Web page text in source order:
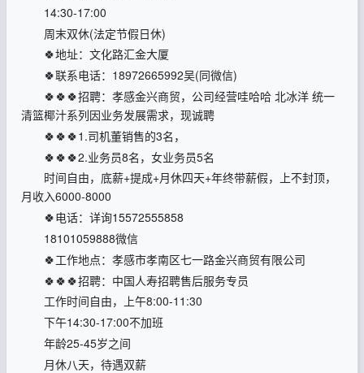
14:30-17:00
周末双休(法定节假日休)
🍀地址：文化路汇金大厦
🍀联系电话：18972665992吴(同微信)
🍀🍀🍀招聘：孝感金兴商贸，公司经营哇哈哈 北冰洋 统一
清篮椰汁系列因业务发展需求，现诚聘
🍀🍀🍀1.司机董销售的3名，
🍀🍀🍀2.业务员8名，女业务员5名
时间自由，底薪+提成+月休四天+年终带薪假，上不封顶，
月收入6000-8000
🍀电话：详询15572555858
18101059888微信
🍀工作地点：孝感市孝南区七一路金兴商贸有限公司
🍀🍀🍀招聘：中国人寿招聘售后服务专员
工作时间自由，上午8:00-11:30
下午14:30-17:00不加班
年龄25-45岁之间
月休八天，待遇双薪